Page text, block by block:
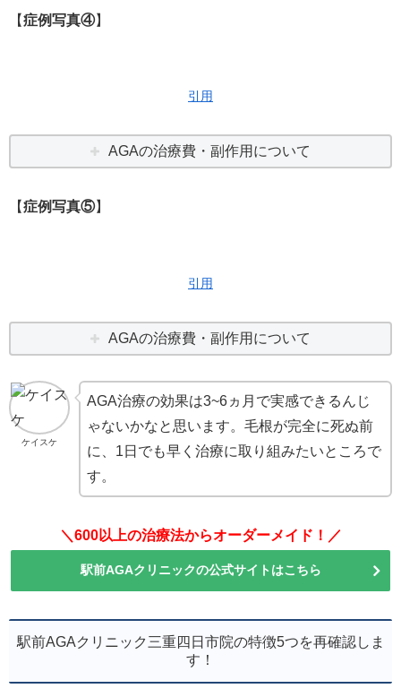
【症例写真④】
引用
AGAの治療費・副作用について
【症例写真⑤】
引用
AGAの治療費・副作用について
ケイスケ
AGA治療の効果は3~6ヵ月で実感できるんじ
ゃないかなと思います。毛根が完全に死ぬ前
に、1日でも早く治療に取り組みたいところで
す。
＼600以上の治療法からオーダーメイド！／
駅前AGAクリニックの公式サイトはこちら
駅前AGAクリニック三重四日市院の特徴5つを再確認しま
す！